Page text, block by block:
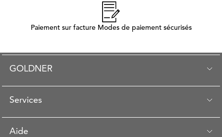
Paiement sur facture Modes de paiement sécurisés
GOLDNER
Services
Aide